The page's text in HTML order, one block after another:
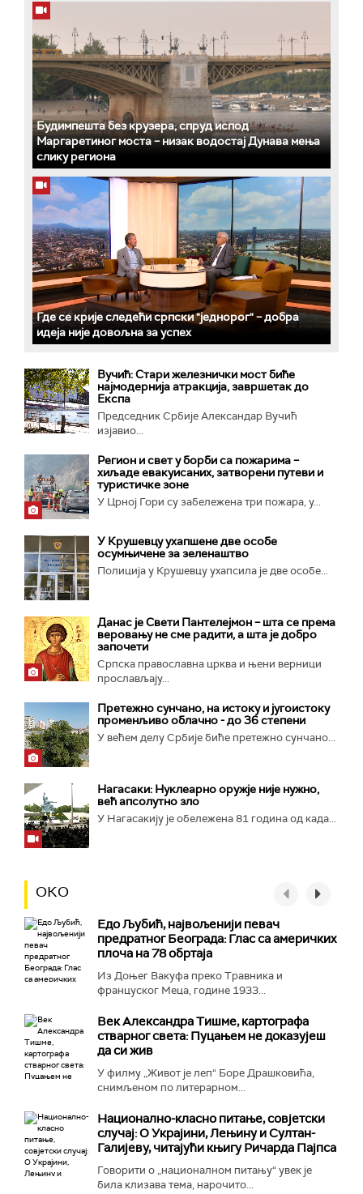
Будимпешта без крузера, спруд испод
Маргаретиног моста – низак водостај Дунава мења
слику региона
Где се крије следећи српски "једнорог" – добра
идеја није довољна за успех
Вучић: Стари железнички мост биће
најмодернија атракција, завршетак до
Експа
Председник Србије Александар Вучић
изјавио...
Регион и свет у борби са пожарима –
хиљаде евакуисаних, затворени путеви и
туристичке зоне
У Црној Гори су забележена три пожара, у...
У Крушевцу ухапшене две особе
осумњичене за зеленаштво
Полиција у Крушевцу ухапсила је две особе...
Данас је Свети Пантелејмон – шта се према
веровању не сме радити, а шта је добро
започети
Српска православна црква и њени верници
прослављају...
Претежно сунчано, на истоку и југоистоку
променљиво облачно - до 36 степени
У већем делу Србије биће претежно сунчано...
Нагасаки: Нуклеарно оружје није нужно,
већ апсолутно зло
У Нагасакију је обележена 81 година од када...
ОКО
Едо Љубић, највољенији певач
предратног Београда: Глас са америчких
плоча на 78 обртаја
Из Доњег Вакуфа преко Травника и
француског Меца, године 1933...
Век Александра Тишме, картографа
стварног света: Пуцањем не доказујеш
да си жив
У филму „Живот је леп“ Боре Драшковића,
снимљеном по литерарном...
Национално-класнo питање, совјетски
случај: О Украјини, Лењину и Султан-
Галијеву, читајући књигу Ричарда Пајпса
Говорити о „националном питању“ увек је
била клизава тема, нарочито...